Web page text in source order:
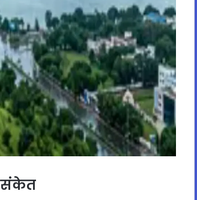
संकेत